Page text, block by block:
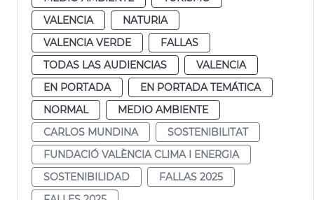
VALENCIA
NATURIA
VALENCIA VERDE
FALLAS
TODAS LAS AUDIENCIAS
VALENCIA
EN PORTADA
EN PORTADA TEMÁTICA
NORMAL
MEDIO AMBIENTE
CARLOS MUNDINA
SOSTENIBILITAT
FUNDACIÓ VALÈNCIA CLIMA I ENERGIA
SOSTENIBILIDAD
FALLAS 2025